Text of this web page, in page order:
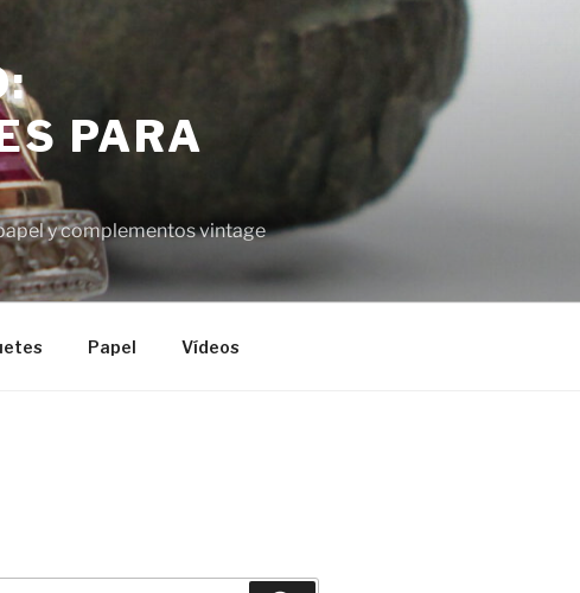
PARA
y complementos vintage
Papel Vídeos